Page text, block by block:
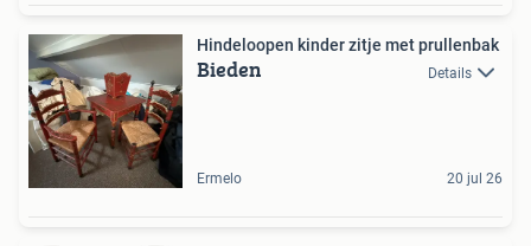
Hindeloopen kinder zitje met prullenbak
Bieden Details
Ermelo 20 jul 26